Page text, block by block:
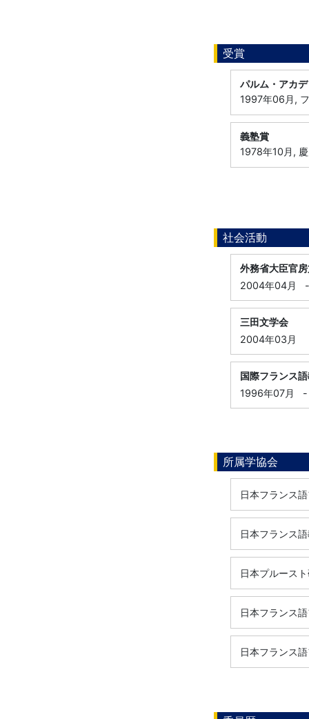
受賞
パルム・アカ
1997年06月,
義塾賞
1978年10月,
社会活動
外務省大臣官
2004年04月
-
三田文学会
2004年03月
国際フランス
1996年07月
-
所属学協会
日本フランス
日本フランス
日本プルース
日本フランス
日本フランス